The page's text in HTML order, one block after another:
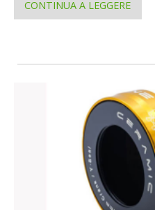
CONTINUA A LEGGERE